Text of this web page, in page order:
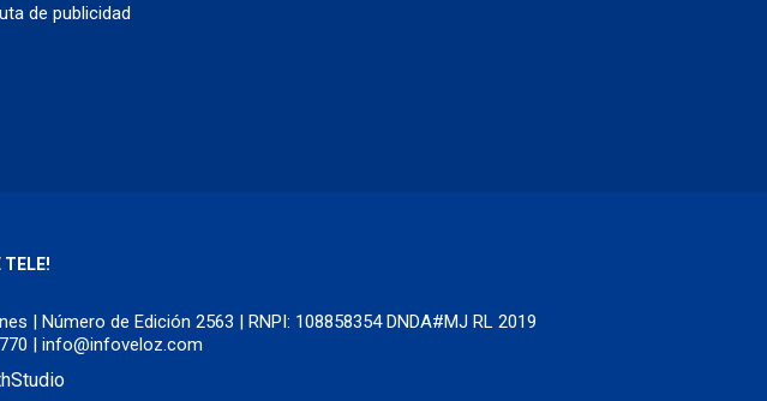
de publicidad
TELE!
| Número de Edición 2563 | RNPI: 108858354 DNDA#MJ RL 2019
| info@infoveloz.com